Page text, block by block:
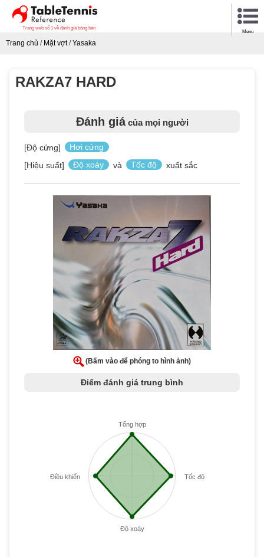
Trang web số 1 về đánh giá bóng bàn
Menu
Trang chủ / Mặt vợt/Yasaka
RAKZA7 HARD
Đánh giácủa mọi người
[Độ cứng]
Hơi cứng
[Hiệu suất]
Độ xoáy và Tốc độ xuất sắc
(Bấm vào để phóng to hình ảnh)
Điểm đánh giá trung bình
Tổng hợp
Tốc độ
Độ xoáy
Điều khiển